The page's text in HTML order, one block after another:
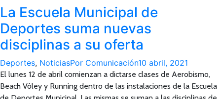
La Escuela Municipal de
Deportes suma nuevas
disciplinas a su oferta
Deportes, NoticiasPor Comunicación10 abril, 2021
El lunes 12 de abril comienzan a dictarse clases de Aerobismo,
Beach Vóley y Running dentro de las instalaciones de la Escuela